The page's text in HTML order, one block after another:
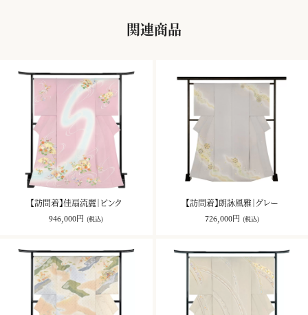
関連商品
【訪問着】佳扇流麗｜ピンク
946,000円 (税込)
【訪問着】朗詠風雅｜グレー
726,000円 (税込)